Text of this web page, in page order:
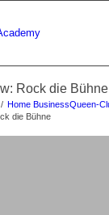
Rock die Bühne
/ Home BusinessQueen-
die Bühne